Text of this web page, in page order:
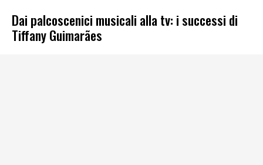
Dai palcoscenici musicali alla tv: i successi di
Tiffany Guimarães